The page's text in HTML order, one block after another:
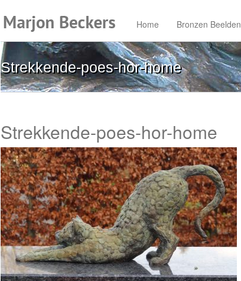
Home Bronzen Beelden
Strekkende-poes-hor-home
Strekkende-poes-hor-home